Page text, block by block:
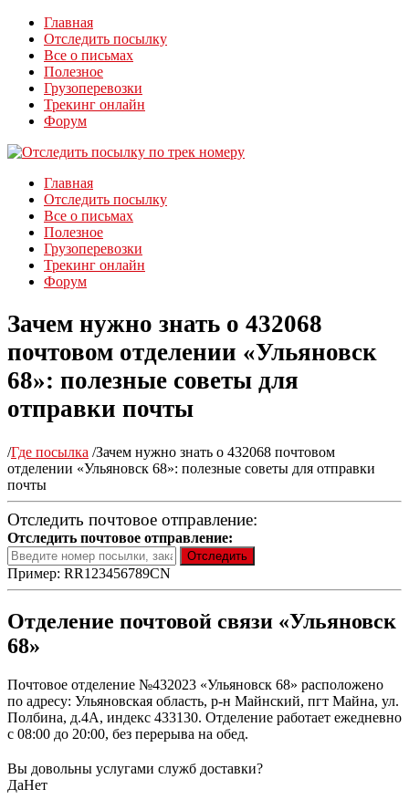
Главная
Отследить посылку
Все о письмах
Полезное
Грузоперевозки
Трекинг онлайн
Форум
Главная
Отследить посылку
Все о письмах
Полезное
Грузоперевозки
Трекинг онлайн
Форум
Зачем нужно знать о 432068
почтовом отделении «Ульяновск
68»: полезные советы для
отправки почты
/Где посылка /Зачем нужно знать о 432068 почтовом
отделении «Ульяновск 68»: полезные советы для отправки
почты
Отследить почтовое отправление:
Отследить почтовое отправление:
Пример: RR123456789CN
Отделение почтовой связи «Ульяновск
68»
Почтовое отделение №432023 «Ульяновск 68» расположено
по адресу: Ульяновская область, р-н Майнский, пгт Майна, ул.
Полбина, д.4А, индекс 433130. Отделение работает ежедневно
с 08:00 до 20:00, без перерыва на обед.
Вы довольны услугами служб доставки?
ДаНет